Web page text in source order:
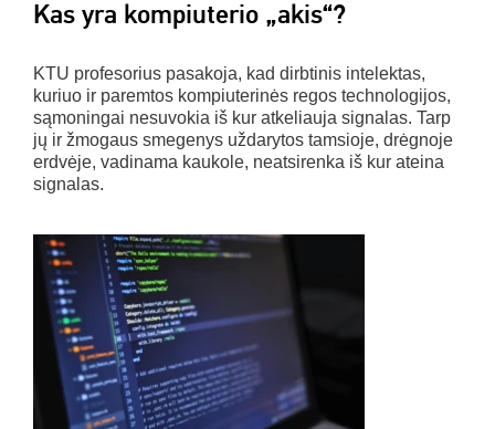
Kas yra kompiuterio „akis“?
KTU profesorius pasakoja, kad dirbtinis intelektas,
kuriuo ir paremtos kompiuterinės regos technologijos,
sąmoningai nesuvokia iš kur atkeliauja signalas. Tarp
jų ir žmogaus smegenys uždarytos tamsioje, drėgnoje
erdvėje, vadinama kaukole, neatsirenka iš kur ateina
signalas.